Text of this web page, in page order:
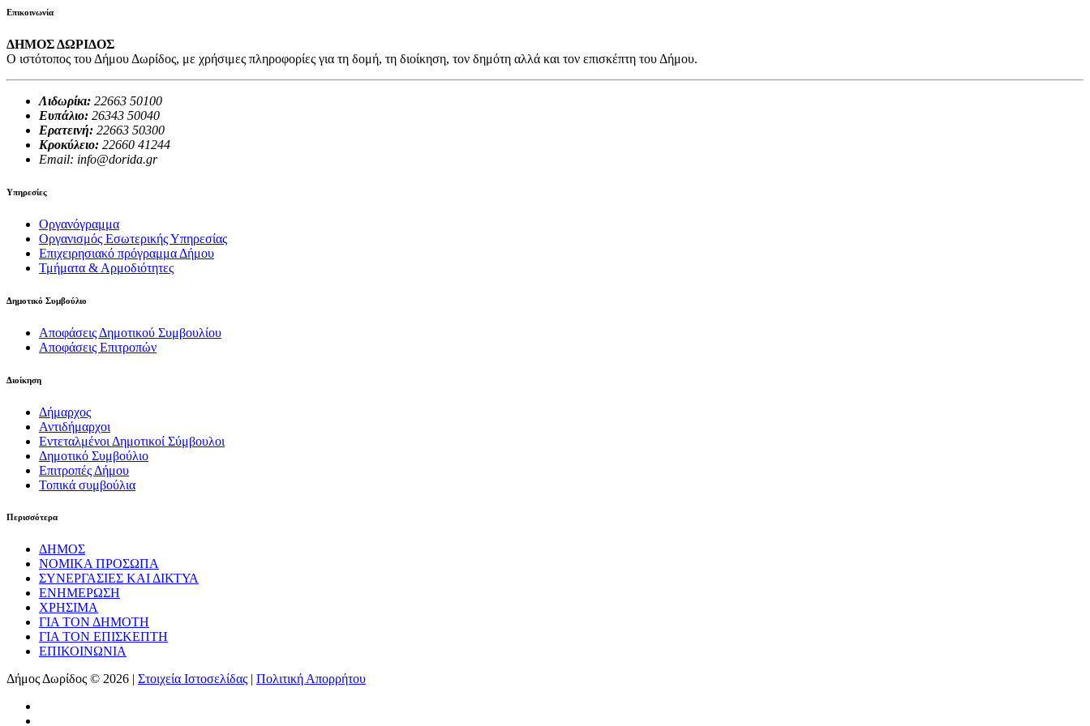
Επικοινωνία
ΔΗΜΟΣ ΔΩΡΙΔΟΣ
Ο ιστότοπος του Δήμου Δωρίδος, με χρήσιμες πληροφορίες για τη δομή, τη διοίκηση, τον δημότη αλλά και τον επισκέπτη του Δήμου.
Λιδωρίκι: 22663 50100
Ευπάλιο: 26343 50040
Ερατεινή: 22663 50300
Κροκύλειο: 22660 41244
Email: info@dorida.gr
Υπηρεσίες
Οργανόγραμμα
Οργανισμός Εσωτερικής Υπηρεσίας
Επιχειρησιακό πρόγραμμα Δήμου
Τμήματα & Αρμοδιότητες
Δημοτικό Συμβούλιο
Αποφάσεις Δημοτικού Συμβουλίου
Αποφάσεις Επιτροπών
Διοίκηση
Δήμαρχος
Αντιδήμαρχοι
Εντεταλμένοι Δημοτικοί Σύμβουλοι
Δημοτικό Συμβούλιο
Επιτροπές Δήμου
Τοπικά συμβούλια
Περισσότερα
ΔΗΜΟΣ
ΝΟΜΙΚΑ ΠΡΟΣΩΠΑ
ΣΥΝΕΡΓΑΣΙΕΣ ΚΑΙ ΔΙΚΤΥΑ
ΕΝΗΜΕΡΩΣΗ
ΧΡΗΣΙΜΑ
ΓΙΑ ΤΟΝ ΔΗΜΟΤΗ
ΓΙΑ ΤΟΝ ΕΠΙΣΚΕΠΤΗ
ΕΠΙΚΟΙΝΩΝΙΑ
Δήμος Δωρίδος © 2026 | Στοιχεία Ιστοσελίδας | Πολιτική Απορρήτου